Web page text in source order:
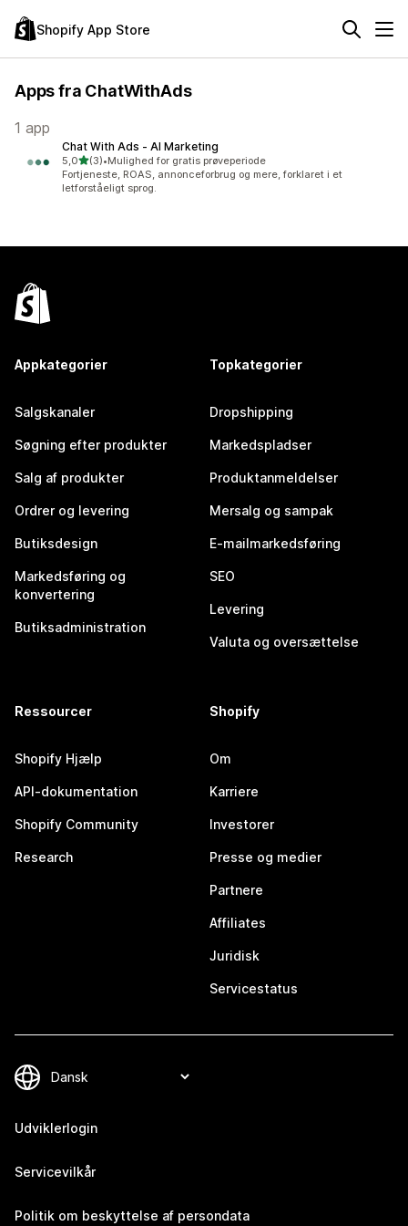
Shopify App Store
Apps fra ChatWithAds
1 app
Chat With Ads ‑ AI Marketing
5,0ud af 5 stjerner
(3)
3 anmeldelser i alt
•Mulighed for gratis prøveperiode
Fortjeneste, ROAS, annonceforbrug og mere, forklaret i et
letforståeligt sprog.
Appkategorier
Salgskanaler
Søgning efter produkter
Salg af produkter
Ordrer og levering
Butiksdesign
Markedsføring og
konvertering
Butiksadministration
Topkategorier
Dropshipping
Markedspladser
Produktanmeldelser
Mersalg og sampak
E-mailmarkedsføring
SEO
Levering
Valuta og oversættelse
Ressourcer
Shopify Hjælp
API-dokumentation
Shopify Community
Research
Shopify
Om
Karriere
Investorer
Presse og medier
Partnere
Affiliates
Juridisk
Servicestatus
Udviklerlogin
Servicevilkår
Politik om beskyttelse af persondata